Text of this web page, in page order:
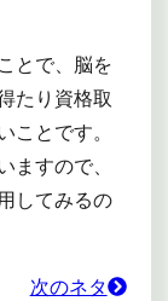
とで、脳を
たり資格取
とです。
すので、
してみるの
次のネタ